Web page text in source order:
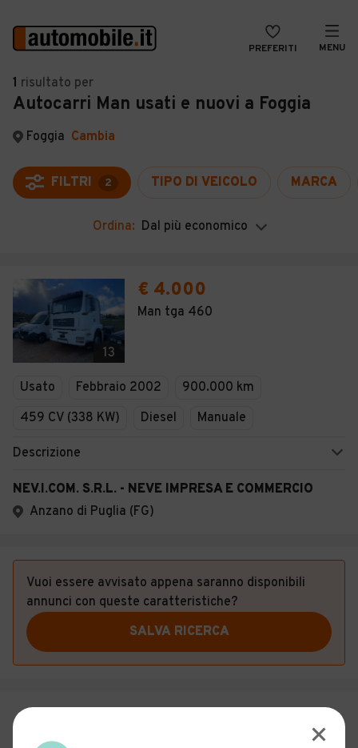
PREFERITI MENU
Auto
Auto usate
Auto Km 0
Auto Nuove
Noleggio a lungo termine
Moto
Camper
Veicoli Commerciali
VENDI
MAGAZINE
ACCEDI
1 risultato per
Autocarri Man usati e nuovi a Foggia
Foggia Cambia
FILTRI 2 TIPO DI VEICOLO MARCA
Ordina: Dal più economico
13
€ 4.000
Man tga 460
Usato Febbraio 2002
900.000 km
459 CV (338 KW)
Diesel Manuale
Descrizione
NEV.I.COM. S.R.L. - NEVE IMPRESA E COMMERCIO
Anzano di Puglia (FG)
Vuoi essere avvisato appena saranno disponibili
annunci con queste caratteristiche?
SALVA RICERCA